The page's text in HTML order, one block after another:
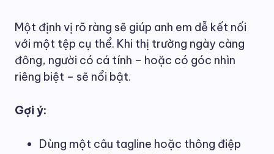
Một định vị rõ ràng sẽ giúp anh em dễ kết nối
với một tệp cụ thể. Khi thị trường ngày càng
đông, người có cá tính – hoặc có góc nhìn
riêng biệt – sẽ nổi bật.
Gợi ý:
Dùng một câu tagline hoặc thông điệp